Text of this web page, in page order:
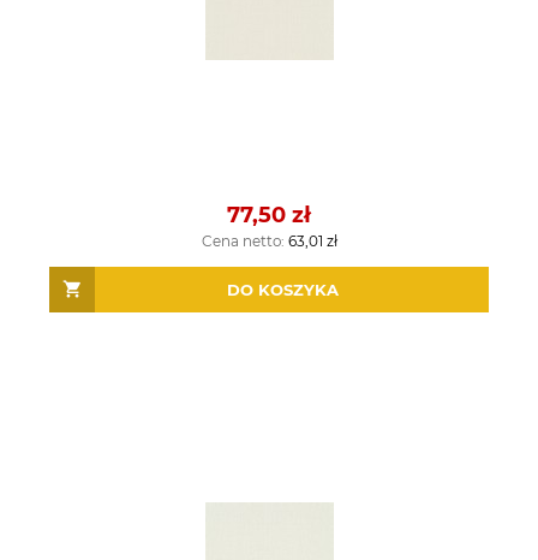
77,50 zł
Cena netto: 63,01 zł
DO KOSZYKA